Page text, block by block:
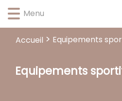
Lien
d'accès
rapide
Lien
d'accès
rapide
Lien
d'accès
rapide
Lien
d'accès
rapide
page
Menu
Accueil Equipements
Equipements